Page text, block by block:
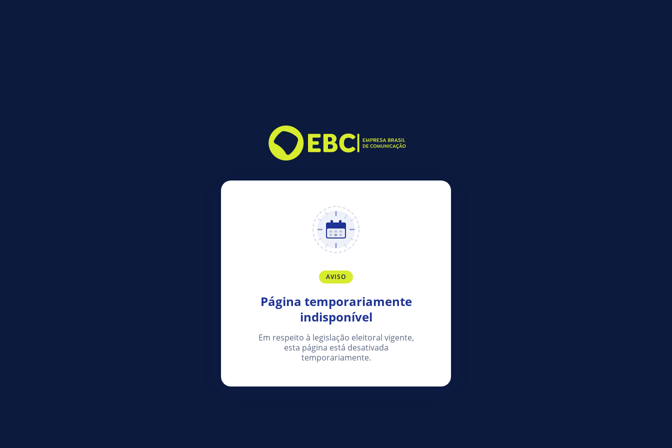
AVISO
Página temporariamente
indisponível
Em respeito à legislação eleitoral vigente,
esta página está desativada
temporariamente.